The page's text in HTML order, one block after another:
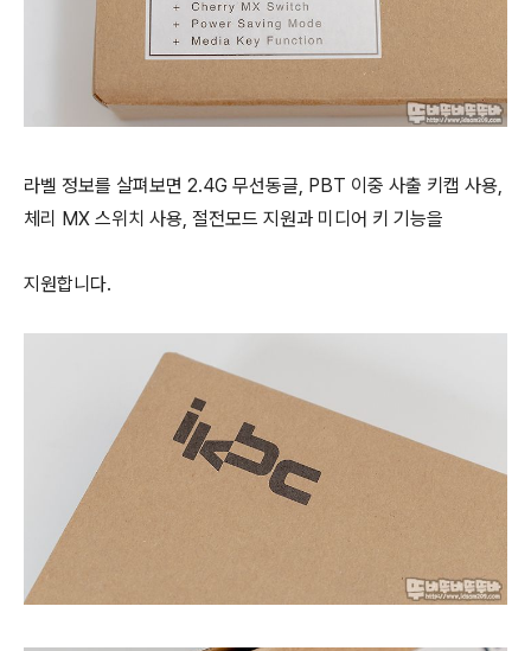
라벨 정보를 살펴보면 2.4G 무선동글, PBT 이중 사출 키캡 사용,
체리 MX 스위치 사용, 절전모드 지원과 미디어 키 기능을
지원합니다.